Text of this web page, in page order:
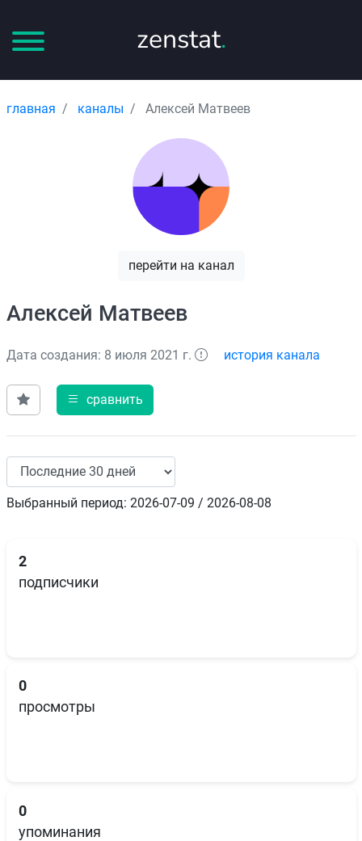
zenstat.
главная каналы Алексей Матвеев
перейти на канал
Алексей Матвеев
Дата создания: 8 июля 2021 г. история канала
сравнить
Выбранный период: 2026-07-09 / 2026-08-08
2
подписчики
0
просмотры
0
упоминания